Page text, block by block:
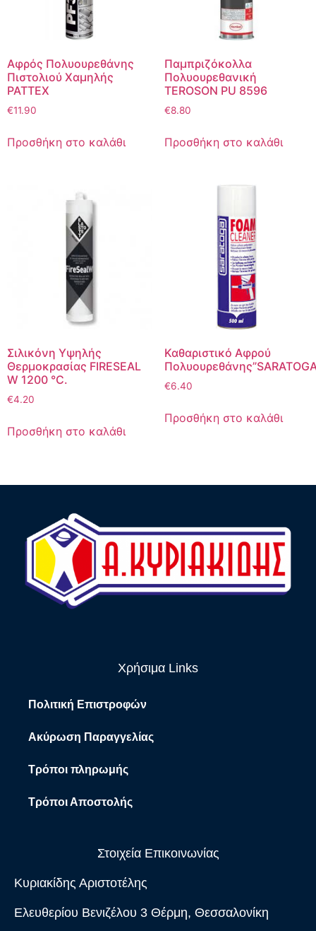
Αφρός Πολυουρεθάνης
Πιστολιού Χαμηλής
PATTEX
€11.90
Προσθήκη στο καλάθι
Παμπριζόκολλα
Πολυουρεθανική
TEROSON PU 8596
€8.80
Προσθήκη στο καλάθι
Σιλικόνη Υψηλής
Θερμοκρασίας FIRESEAL
W 1200 °C.
€4.20
Προσθήκη στο καλάθι
Καθαριστικό Αφρού
€6.40
Προσθήκη στο καλάθι
Χρήσιμα Links
Πολιτική Επιστροφών
Ακύρωση Παραγγελίας
Τρόποι πληρωμής
Τρόποι Αποστολής
Στοιχεία Επικοινωνίας
Κυριακίδης Αριστοτέλης
Ελευθερίου Βενιζέλου 3 Θέρμη, Θεσσαλονίκη